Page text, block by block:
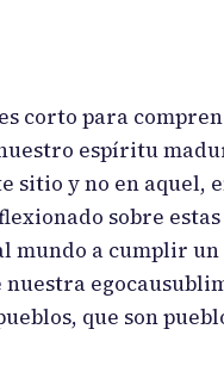
corto para
espíritu
sitio y no en aquel,
sobre
mundo a cumplir
que son